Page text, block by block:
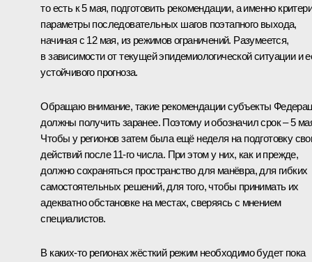
то есть к 5 мая, подготовить рекомендации, а именно
параметры последовательных шагов поэтапного выхода,
начиная с 12 мая, из режимов ограничений. Разумеется,
в зависимости от текущей эпидемиологической ситуации и
устойчивого прогноза.
Обращаю внимание, такие рекомендации субъекты
должны получить заранее. Поэтому и обозначил срок – 5
Чтобы у регионов затем была ещё неделя на подготовку
действий после 11-го числа. При этом у них, как и прежде,
должно сохраняться пространство для манёвра, для гибких
самостоятельных решений, для того, чтобы принимать их
адекватно обстановке на местах, сверяясь с мнением
специалистов.
В каких-то регионах жёсткий режим необходимо будет пока